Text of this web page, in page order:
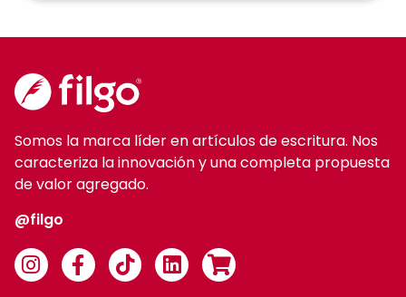
Somos la marca líder en artículos de escritura. Nos
caracteriza la innovación y una completa propuesta
de valor agregado.
@filgo